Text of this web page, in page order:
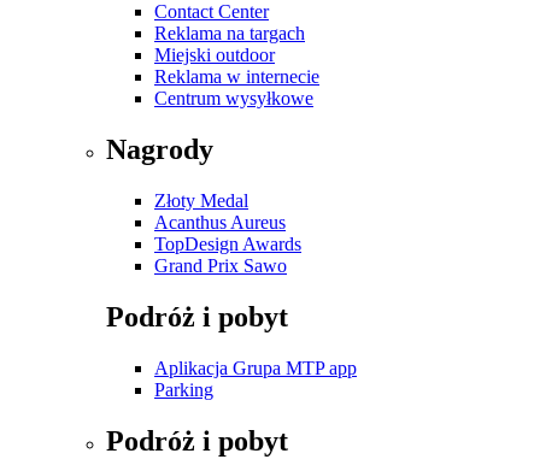
Contact Center
Reklama na targach
Miejski outdoor
Reklama w internecie
Centrum wysyłkowe
Nagrody
Złoty Medal
Acanthus Aureus
TopDesign Awards
Grand Prix Sawo
Podróż i pobyt
Aplikacja Grupa MTP app
Parking
Podróż i pobyt